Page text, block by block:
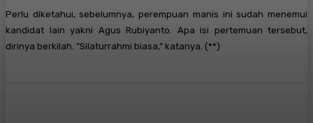
Perlu diketahui, sebelumnya, perempuan manis ini sudah menemui
kandidat lain yakni Agus Rubiyanto. Apa isi pertemuan tersebut,
dirinya berkilah. ”Silaturrahmi biasa,” katanya. (**)